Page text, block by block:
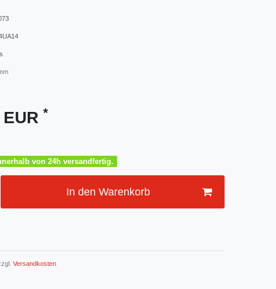
*
von 24h versandfertig.
In den Warenkorb
Versandkosten